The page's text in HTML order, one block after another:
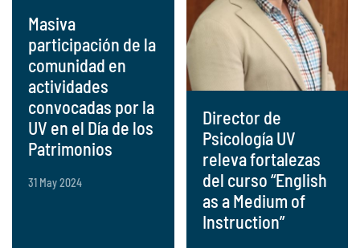
Masiva
participación de la
comunidad en
actividades
convocadas por la
UV en el Día de los
Patrimonios
31 May 2024
Director de
Psicología UV
releva fortalezas
del curso “English
as a Medium of
Instruction”